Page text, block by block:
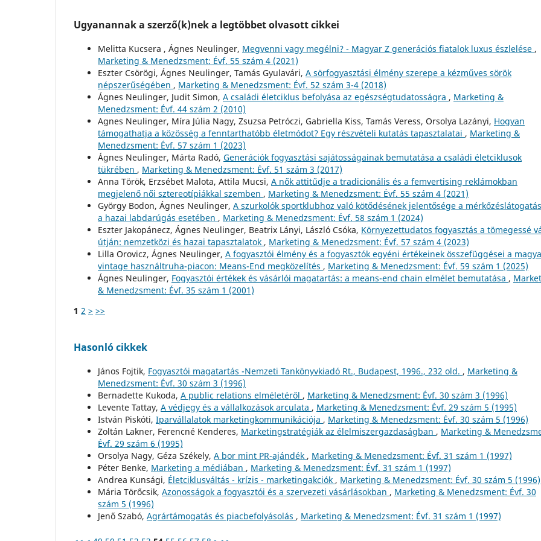
Ugyanannak a szerző(k)nek a legtöbbet olvasott cikkei
Melitta Kucsera , Ágnes Neulinger, Megvenni vagy megélni? - Magyar Z generációs fiatalok luxus észlelése ,
Marketing & Menedzsment: Évf. 55 szám 4 (2021)
Eszter Csörögi, Ágnes Neulinger, Tamás Gyulavári, A sörfogyasztási élmény szerepe a kézműves sörök
népszerűségében , Marketing & Menedzsment: Évf. 52 szám 3-4 (2018)
Ágnes Neulinger, Judit Simon, A családi életciklus befolyása az egészségtudatosságra , Marketing &
Menedzsment: Évf. 44 szám 2 (2010)
Agnes Neulinger, Míra Júlia Nagy, Zsuzsa Petróczi, Gabriella Kiss, Tamás Veress, Orsolya Lazányi, Hogyan
támogathatja a közösség a fenntarthatóbb életmódot? Egy részvételi kutatás tapasztalatai , Marketing &
Menedzsment: Évf. 57 szám 1 (2023)
Ágnes Neulinger, Márta Radó, Generációk fogyasztási sajátosságainak bemutatása a családi életciklusok
tükrében , Marketing & Menedzsment: Évf. 51 szám 3 (2017)
Anna Török, Erzsébet Malota, Attila Mucsi, A nők attitűdje a tradicionális és a femvertising reklámokban
megjelenő női sztereotípiákkal szemben , Marketing & Menedzsment: Évf. 55 szám 4 (2021)
György Bodon, Ágnes Neulinger, A szurkolók sportklubhoz való kötődésének jelentősége a
a hazai labdarúgás esetében , Marketing & Menedzsment: Évf. 58 szám 1 (2024)
Eszter Jakopánecz, Ágnes Neulinger, Beatrix Lányi, László Csóka, Környezettudatos fogyasztás a tömegessé
útján: nemzetközi és hazai tapasztalatok , Marketing & Menedzsment: Évf. 57 szám 4 (2023)
Lilla Orovicz, Ágnes Neulinger, A fogyasztói élmény és a fogyasztók egyéni értékeinek összefüggései a
vintage használtruha-piacon: Means-End megközelítés , Marketing & Menedzsment: Évf. 59 szám 1 (2025)
Ágnes Neulinger, Fogyasztói értékek és vásárlói magatartás: a means-end chain elmélet bemutatása ,
& Menedzsment: Évf. 35 szám 1 (2001)
1 2 > >>
Hasonló cikkek
János Fojtik, Fogyasztói magatartás -Nemzeti Tankönyvkiadó Rt., Budapest, 1996., 232 old. , Marketing &
Menedzsment: Évf. 30 szám 3 (1996)
Bernadette Kukoda, A public relations elméletéről , Marketing & Menedzsment: Évf. 30 szám 3 (1996)
Levente Tattay, A védjegy és a vállalkozások arculata , Marketing & Menedzsment: Évf. 29 szám 5 (1995)
István Piskóti, Iparvállalatok marketingkommunikációja , Marketing & Menedzsment: Évf. 30 szám 5 (1996)
Zoltán Lakner, Ferencné Kenderes, Marketingstratégiák az élelmiszergazdaságban , Marketing &
Évf. 29 szám 6 (1995)
Orsolya Nagy, Géza Székely, A bor mint PR-ajándék , Marketing & Menedzsment: Évf. 31 szám 1 (1997)
Péter Benke, Marketing a médiában , Marketing & Menedzsment: Évf. 31 szám 1 (1997)
Andrea Kunsági, Életciklusváltás - krízis - marketingakciók , Marketing & Menedzsment: Évf. 30 szám 5 (1996)
Mária Törőcsik, Azonosságok a fogyasztói és a szervezeti vásárlásokban , Marketing & Menedzsment: Évf. 30
szám 5 (1996)
Jenő Szabó, Agrártámogatás és piacbefolyásolás , Marketing & Menedzsment: Évf. 31 szám 1 (1997)